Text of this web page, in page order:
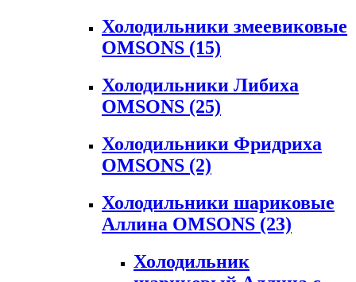
Холодильники змеевиковые
OMSONS (15)
Холодильники Либиха
OMSONS (25)
Холодильники Фридриха
OMSONS (2)
Холодильники шариковые
Аллина OMSONS (23)
Холодильник